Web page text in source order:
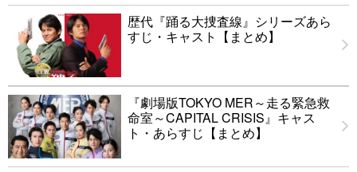
歴代『踊る大捜査線』シリーズあら
すじ・キャスト【まとめ】
『劇場版TOKYO MER～走る緊急救
命室～CAPITAL CRISIS』キャス
ト・あらすじ【まとめ】